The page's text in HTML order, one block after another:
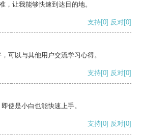
，让我能够快速到达目的地。
支持[0] 反对[0]
可以与其他用户交流学习心得。
支持[0] 反对[0]
使是小白也能快速上手。
支持[0] 反对[0]